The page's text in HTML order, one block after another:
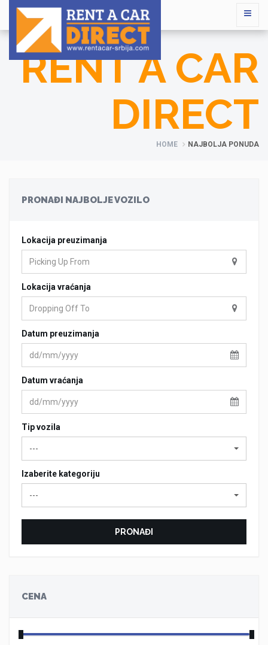
RENT A CAR
DIRECT
HOME NAJBOLJA PONUDA
PRONAĐI NAJBOLJE VOZILO
Lokacija preuzimanja
Lokacija vraćanja
Datum preuzimanja
Datum vraćanja
Tip vozila
---
Izaberite kategoriju
---
PRONAĐI
CENA